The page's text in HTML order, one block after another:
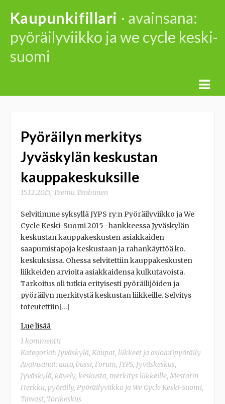
content
Kaupunkifillari · avainsana:
pyöräilyviikko ja we cycle keski-
suomi
Pyöräilyn merkitys
Jyväskylän keskustan
kauppakeskuksille
15.12.2015, Teemu Tenhunen
Selvitimme syksyllä JYPS ry:n Pyöräilyviikko ja We
Cycle Keski-Suomi 2015 -hankkeessa Jyväskylän
keskustan kauppakeskusten asiakkaiden
saapumistapoja keskustaan ja rahankäyttöä ko.
keskuksissa. Ohessa selvitettiin kauppakeskusten
liikkeiden arvioita asiakkaidensa kulkutavoista.
Tarkoitus oli tutkia erityisesti pyöräilijöiden ja
pyöräilyn merkitystä keskustan liikkeille. Selvitys
toteutettiin[…]
Lue lisää
1 kommentti
Kategoriat: Jyväskylä, Kaupat, liikkeet ja asiointipyöräily
Avainsanat:auto, bussi, Forum, JYPS, Jyväskeskus,
Jyväskylä, kävely, keskusta, merkitys liikkeille, Mestarin
Herkku, pyöräily, Pyöräilyviikko ja We Cycle Keski-Suomi,
Tawast, Torikeskus